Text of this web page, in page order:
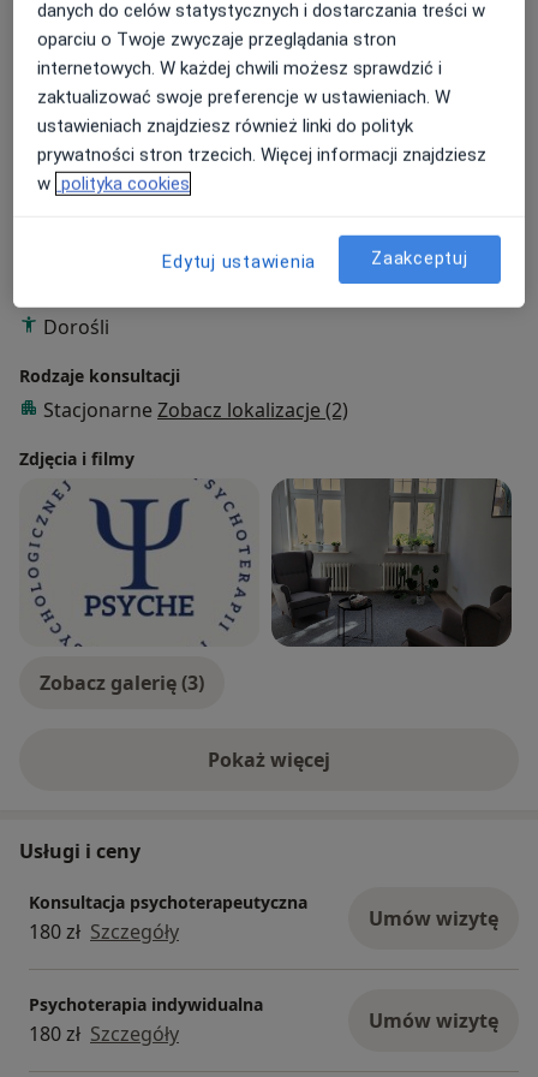
Zakres porad
Psychoterapia psychodynamiczna
Główne obszary pomocy
Zaburzenia osobowości
Zaburzenia nastroju
Zaburzenia w relacjach międzyludzkich
Zaburzenia lękowe
+18
Dorośli
Rodzaje konsultacji
Stacjonarne Zobacz lokalizacje (2)
Zdjęcia i filmy
Zobacz galerię (3)
Pokaż więcejo doświadczeniu
Usługi i ceny
Konsultacja psychoterapeutyczna
180 zł Szczegóły Umów wizytę
Psychoterapia indywidualna
180 zł Szczegóły Umów wizytę
danych do celów statystycznych i dostarczania treści w
oparciu o Twoje zwyczaje przeglądania stron
internetowych. W każdej chwili możesz sprawdzić i
zaktualizować swoje preferencje w ustawieniach. W
ustawieniach znajdziesz również linki do polityk
prywatności stron trzecich. Więcej informacji znajdziesz
w polityka cookies
Edytuj ustawienia Zaakceptuj